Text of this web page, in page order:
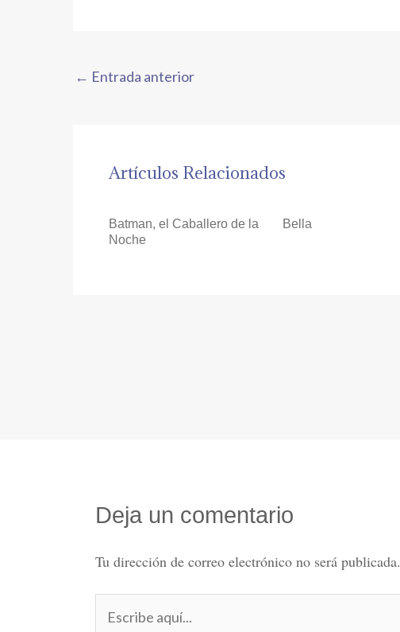
← Entrada anterior
Artículos Relacionados
Batman, el Caballero de la
Noche
Bella
Deja un comentario
Tu dirección de correo electrónico no será publicada.
aquí...